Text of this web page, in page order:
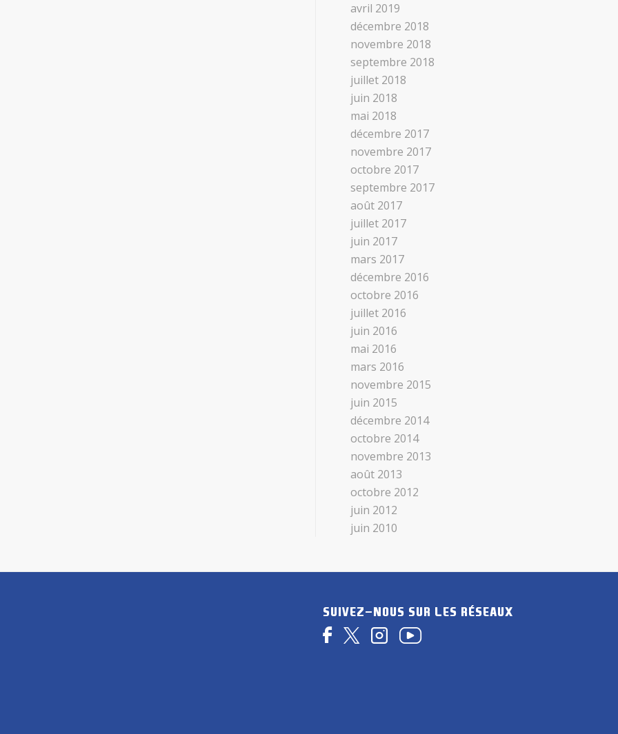
avril 2019
décembre 2018
novembre 2018
septembre 2018
juillet 2018
juin 2018
mai 2018
décembre 2017
novembre 2017
octobre 2017
septembre 2017
août 2017
juillet 2017
juin 2017
mars 2017
décembre 2016
octobre 2016
juillet 2016
juin 2016
mai 2016
mars 2016
novembre 2015
juin 2015
décembre 2014
octobre 2014
novembre 2013
août 2013
octobre 2012
juin 2012
juin 2010
SUIVEZ-NOUS SUR LES RÉSEAUX